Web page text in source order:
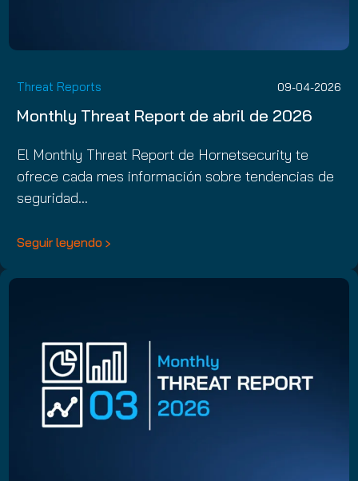
Threat Reports 09-04-2026
Monthly Threat Report de abril de 2026
El Monthly Threat Report de Hornetsecurity te
ofrece cada mes información sobre tendencias de
seguridad…
Seguir leyendo